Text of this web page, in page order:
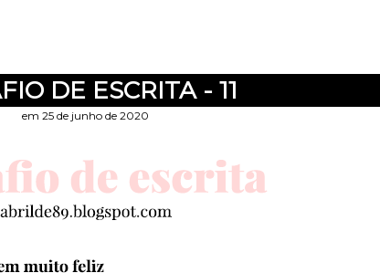
DE ESCRITA - 11
em 25 de junho de 2020